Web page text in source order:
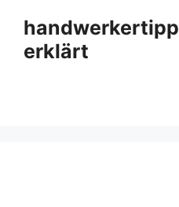
Inhalt
springen
erklärt